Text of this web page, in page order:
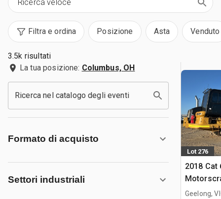
Filtra e ordina Posizione Asta Venduto
3.5k risultati
La tua posizione: Columbus, OH
Ricerca nel catalogo degli eventi
Formato di acquisto
Settori industriali
Lot 276
2018 Cat
Geelong,